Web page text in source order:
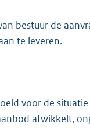
bestuur de
te leveren.
voor de
afwikkelt,